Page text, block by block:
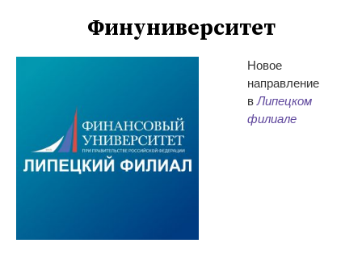
Финуниверситет
Новое
направление
в Липецком
филиале